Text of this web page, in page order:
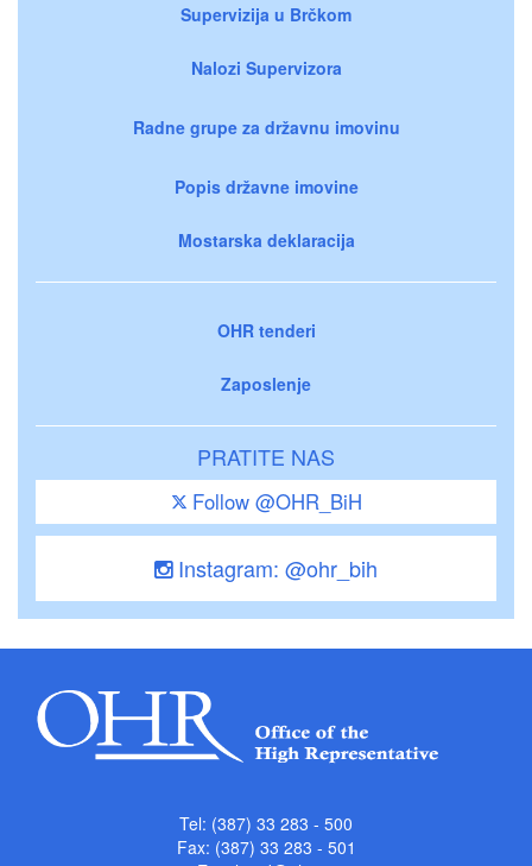
Supervizija u Brčkom
Nalozi Supervizora
Radne grupe za državnu imovinu
Popis državne imovine
Mostarska deklaracija
OHR tenderi
Zaposlenje
PRATITE NAS
Follow @OHR_BiH
Instagram: @ohr_bih
Tel: (387) 33 283 - 500
Fax: (387) 33 283 - 501